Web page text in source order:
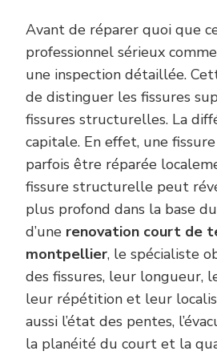
Avant de réparer quoi que
professionnel sérieux
une inspection détaillée.
de distinguer les fissures
fissures structurelles. La
capitale. En effet, une
parfois être réparée
fissure structurelle peut
plus profond dans la base
d’une renovation court de
montpellier, le spécialiste
des fissures, leur longueur,
leur répétition et leur
aussi l’état des pentes,
la planéité du court et la